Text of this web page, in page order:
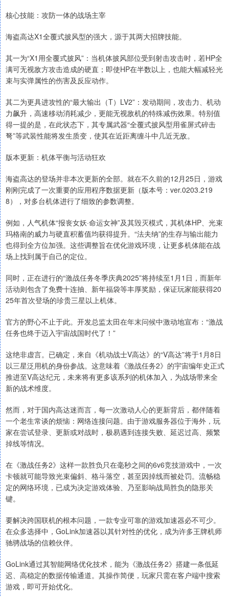
核心技能：攻防一体的战场主宰
海盗高达X1全覆式披风型的强大，源于其两大招牌技能。
其一为“X1用全覆式披风”：当机体披风部位受到射击攻击时，若HP全
满可无视敌方攻击造成的硬直；即使HP在半数以上，也能大幅减轻光
束与实弹属性的伤害及反应动作。
其二为更具进攻性的“最大输出（T）LV2”：发动期间，攻击力、机动
力飙升，高速移动消耗减少，更能无视敌机的特殊减伤效果。特别值
得一提的是，在此状态下，其专属武器“全覆式披风型用雀屏式碎击
弩”等武装性能将发生质变，使其在近距离缠斗中几近无敌。
版本更新：机体平衡与活动狂欢
海盗高达的登场并非本次更新的全部。就在不久前的12月25日，游戏
刚刚完成了一次重要的应用程序数据更新（版本号：ver.0203.219
8），对多台机体进行了细致的参数调整。
例如，人气机体“报丧女妖·命运女神”及其毁灭模式，其机体HP、光束
玛格南的威力与硬直积蓄值均获得提升。“法夫纳”的生存与输出能力
也得到全方位加强。这些调整旨在优化游戏环境，让更多机体能在战
场上找到属于自己的定位。
同时，正在进行的“激战任务冬季庆典2025”将持续至1月1日，而新年
活动则包含了免费十连抽、新年福袋等丰厚奖励，保证玩家能获得20
25年首次登场的珍贵三星以上机体。
官方的野心不止于此。开发总监太田在年末问候中激动地宣布：“激战
任务也终于迈入宇宙战国时代了！”
这绝非虚言。已确定，来自《机动战士V高达》的“V高达”将于1月8日
以三星泛用机的身份参战。这意味着《激战任务2》的宇宙编年史正式
推进至V高达纪元，未来将有更多该系列的机体加入，为战场带来全
新的战术维度。
然而，对于国内高达迷而言，每一次激动人心的更新背后，都伴随着
一个老生常谈的烦恼：网络连接问题。由于游戏服务器位于海外，玩
家在尝试登录、更新或对战时，极易遇到连接失败、延迟过高、频繁
掉线等情况。
在《激战任务2》这样一款胜负只在毫秒之间的6v6竞技游戏中，一次
卡顿就可能导致光束偏斜、格斗落空，甚至因掉线而被处罚。流畅稳
定的网络环境，已成为决定游戏体验、乃至影响战局胜负的隐形关
键。
要解决跨国联机的根本问题，一款专业可靠的游戏加速器必不可少。
在众多选择中，GoLink加速器以其针对性的优化，成为许多王牌机师
驰骋战场的信赖伙伴。
GoLink通过其智能网络优化技术，能为《激战任务2》搭建一条低延
迟、高稳定的数据传输通道。其操作简便，玩家只需在客户端中搜索
游戏，即可开始优化。